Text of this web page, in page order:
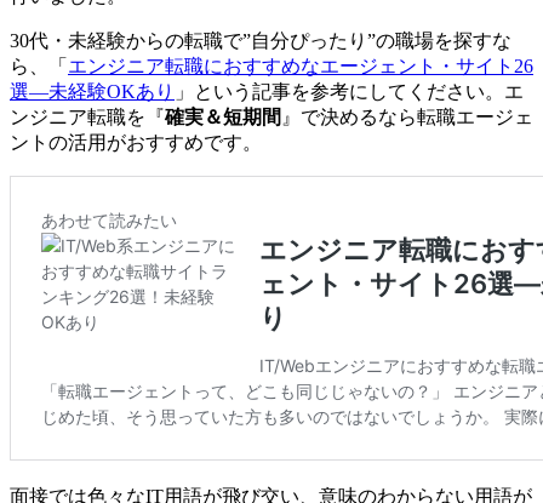
30代・未経験からの転職で”自分ぴったり”の職場を探すな
ら、「 エンジニア転職におすすめなエージェント・サイト26
選―未経験OKあり 」という記事を参考にしてください。エ
ンジニア転職を『確実＆短期間 』で決めるなら転職エージェ
ントの活用がおすすめです。
面接では色々なIT用語が飛び交い、意味のわからない用語が